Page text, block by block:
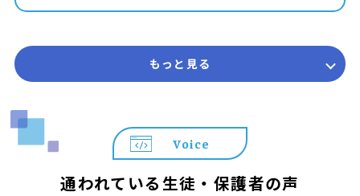
「ロボットの頭脳をつくろう！」
関数/リスト/条件設計
皆様のご参加をスタッフ一同、心待ちにしております♪
もっと見る
Voice
通われている生徒・保護者の声